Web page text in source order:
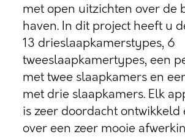
met open uitzichten over de
haven. In dit project heeft u
13 drieslaapkamerstypes, 6
tweeslaapkamertypes, een
met twee slaapkamers en
met drie slaapkamers. Elk
is zeer doordacht ontwikkeld
over een zeer mooie